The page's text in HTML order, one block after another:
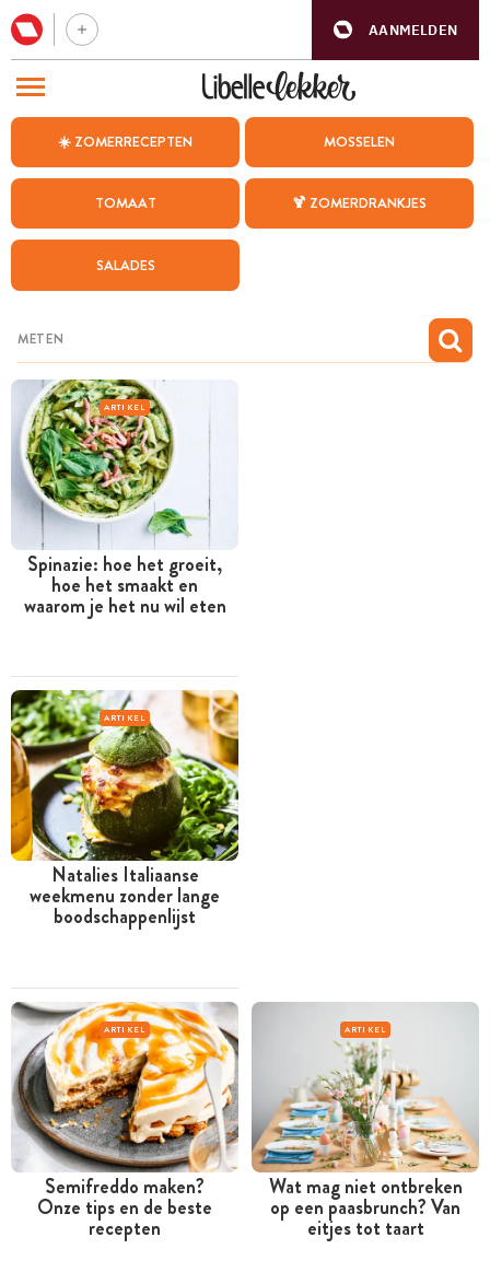
AANMELDEN
☀️ ZOMERRECEPTEN MOSSELEN
TOMAAT 🍹 ZOMERDRANKJES
SALADES
ARTIKEL
Spinazie: hoe het groeit,
hoe het smaakt en
waarom je het nu wil eten
ARTIKEL
Natalies Italiaanse
weekmenu zonder lange
boodschappenlijst
ARTIKEL
Semifreddo maken?
Onze tips en de beste
recepten
ARTIKEL
Wat mag niet ontbreken
op een paasbrunch? Van
eitjes tot taart
BEZOEK ONZE ANDERE WEBSITES
WEEKMENU
CHAT MET MAIA
MIJN BEWAARDE RECEPTEN